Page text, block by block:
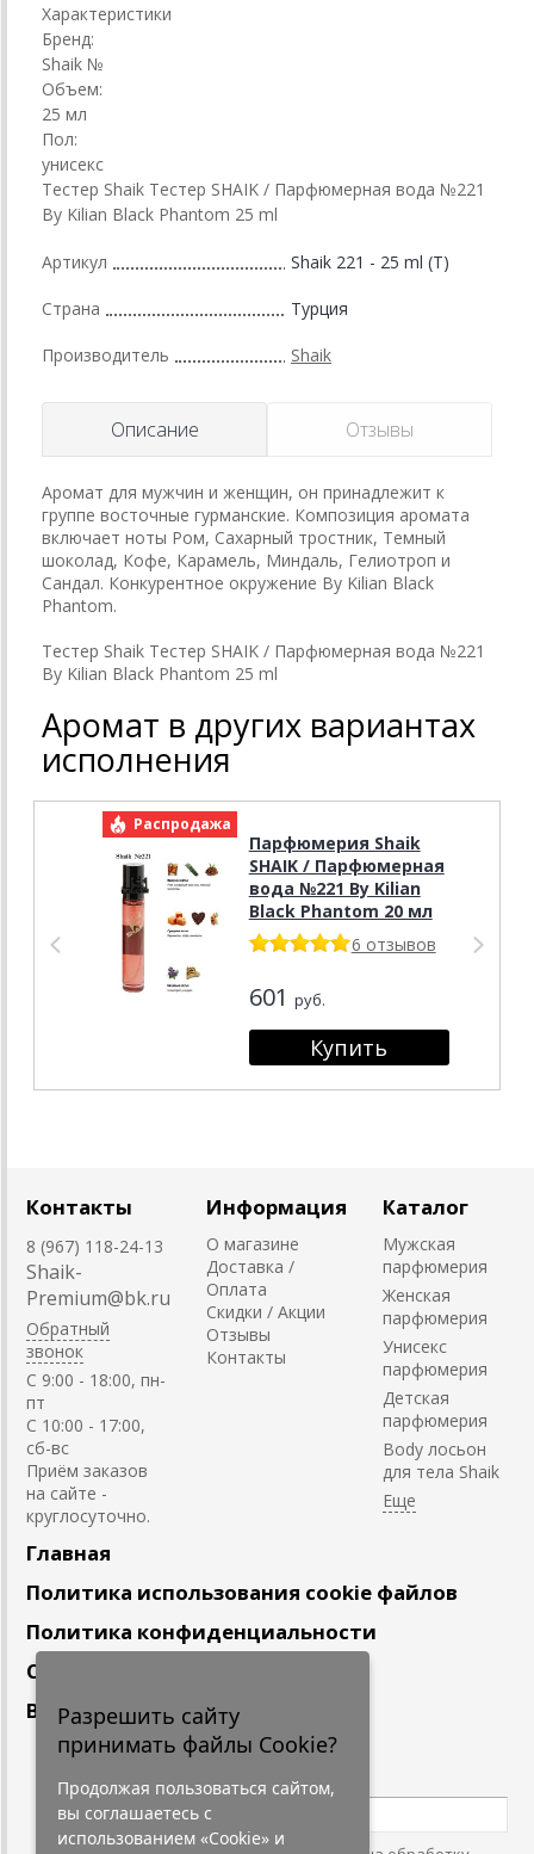
Характеристики
Бренд:
Shaik №
Объем:
25 мл
Пол:
унисекс
Тестер Shaik Тестер SHAIK / Парфюмерная вода №221
By Kilian Black Phantom 25 ml
Артикул Shaik 221 - 25 ml (T)
Страна Турция
Производитель Shaik
Описание Отзывы
Аромат для мужчин и женщин, он принадлежит к
группе восточные гурманские. Композиция аромата
включает ноты Ром, Сахарный тростник, Темный
шоколад, Кофе, Карамель, Миндаль, Гелиотроп и
Сандал. Конкурентное окружение By Kilian Black
Phantom.
Тестер Shaik Тестер SHAIK / Парфюмерная вода №221
By Kilian Black Phantom 25 ml
Аромат в других вариантах
исполнения
Распродажа
Парфюмерия Shaik
SHAIK / Парфюмерная
вода №221 By Kilian
Black Phantom 20 мл
6 отзывов
601 руб.
Контакты
8 (967) 118-24-13
Shaik-
Premium@bk.ru
Обратный
звонок
C 9:00 - 18:00, пн-
пт
С 10:00 - 17:00,
сб-вс
Приём заказов
на сайте -
круглосуточно.
Информация
О магазине
Доставка /
Оплата
Скидки / Акции
Отзывы
Контакты
Каталог
Мужская
парфюмерия
Женская
парфюмерия
Унисекс
парфюмерия
Детская
парфюмерия
Body лосьон
для тела Shaik
Главная
Политика использования cookie файлов
Политика конфиденциальности
Сотрудничество
Вакансии
Подпишитесь
Разрешить сайту
принимать файлы Cookie?
Продолжая пользоваться сайтом,
вы соглашаетесь с
использованием «Cookie» и